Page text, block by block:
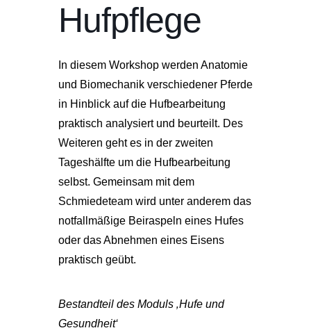
Hufpflege
In diesem Workshop werden Anatomie
und Biomechanik verschiedener Pferde
in Hinblick auf die Hufbearbeitung
praktisch analysiert und beurteilt. Des
Weiteren geht es in der zweiten
Tageshälfte um die Hufbearbeitung
selbst. Gemeinsam mit dem
Schmiedeteam wird unter anderem das
notfallmäßige Beiraspeln eines Hufes
oder das Abnehmen eines Eisens
praktisch geübt.
Bestandteil des Moduls ‚Hufe und
Gesundheit‘